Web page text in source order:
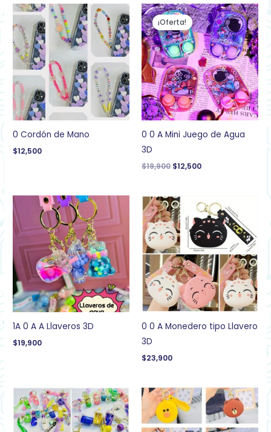
0 Cordón de Mano
$12,500
¡Oferta!
0 0 A Mini Juego de Agua
3D
$19,900
El
precio
original
era:
$19,900.
$12,500
El
precio
actual
es:
$12,500.
1A 0 A A Llaveros 3D
$19,900
0 0 A Monedero tipo Llavero
3D
$23,900